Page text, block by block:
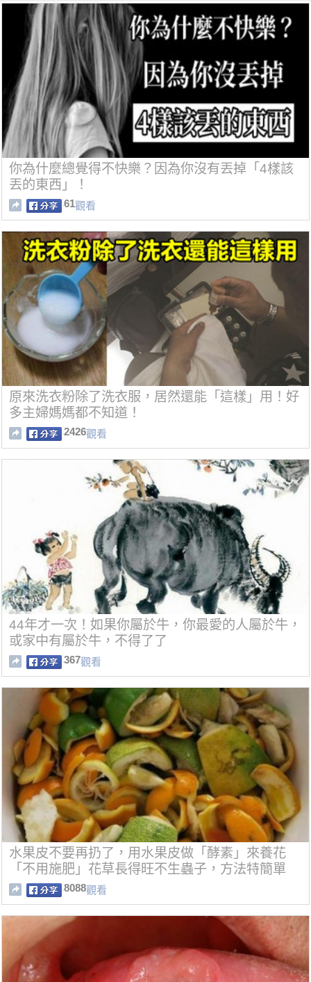
你為什麼總覺得不快樂？因為你沒有丟掉「4樣該
丟的東西」！
61觀看
原來洗衣粉除了洗衣服，居然還能「這樣」用！好
多主婦媽媽都不知道！
2426觀看
44年才一次！如果你屬於牛，你最愛的人屬於牛，
或家中有屬於牛，不得了了
367觀看
水果皮不要再扔了，用水果皮做「酵素」來養花
「不用施肥」花草長得旺不生蟲子，方法特簡單
8088觀看